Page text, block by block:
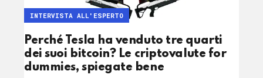
Perché Tesla ha venduto tre quarti
dei suoi bitcoin? Le criptovalute for
dummies, spiegate bene
INTERVISTA ALL'ESPERTO